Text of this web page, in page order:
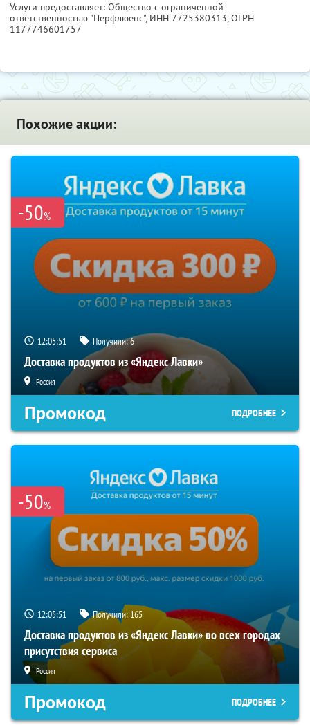
Услуги предоставляет: Общество с ограниченной
ответственностью "Перфлюенс", ИНН 7725380313, ОГРН
1177746601757
Похожие акции:
-50%
12:05:51 Получили:6
Доставка продуктов из «Яндекс Лавки»
Россия
Промокод ПОДРОБНЕЕ
-50%
12:05:51 Получили: 165
Доставка продуктов из «Яндекс Лавки» во всех городах
присутствия сервиса
Россия
Промокод ПОДРОБНЕЕ